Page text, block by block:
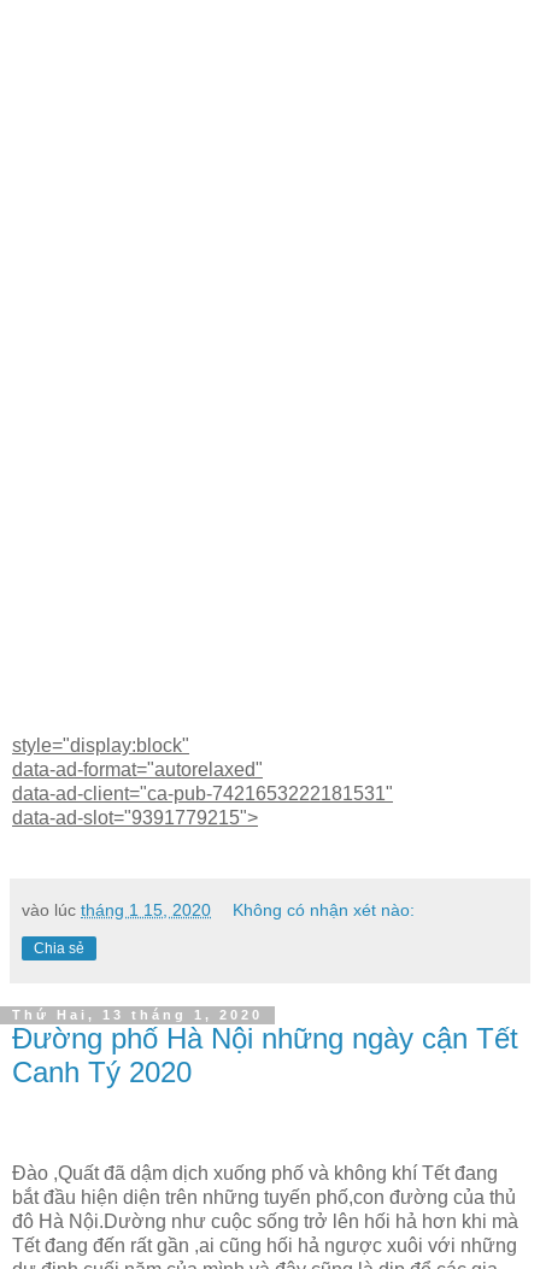
style="display:block"
data-ad-format="autorelaxed"
data-ad-client="ca-pub-7421653222181531"
data-ad-slot="9391779215">
vào lúc tháng 1 15, 2020 Không có nhận xét nào:
Chia sẻ
Thứ Hai, 13 tháng 1, 2020
Đường phố Hà Nội những ngày cận Tết
Canh Tý 2020
Đào ,Quất đã dậm dịch xuống phố và không khí Tết đang
bắt đầu hiện diện trên những tuyến phố,con đường của thủ
đô Hà Nội.Dường như cuộc sống trở lên hối hả hơn khi mà
Tết đang đến rất gần ,ai cũng hối hả ngược xuôi với những